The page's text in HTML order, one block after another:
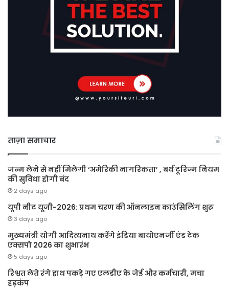
ताज़ा समाचार
जन्म लेने से नहीं मिलेगी ‘अमेरिकी नागरिकता’ , बर्थ टूरिज्म नियम
की सुविधा होगी बंद
2 days ago
यूपी नीट यूजी-2026: प्रथम चरण की ऑनलाइन काउंसिलिंग शुरू
3 days ago
मुख्यमंत्री योगी आदित्यनाथ करेंगे इंडिया बायोएनर्जी एंड टेक
एक्सपो 2026 का शुभारंभ
5 days ago
रिश्वत लेते रंगे हाथ पकड़े गए एलडीए के जेई और कर्मचारी, मचा
हड़कंप